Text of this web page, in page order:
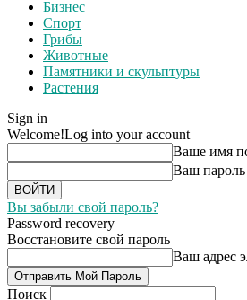
Бизнес
Спорт
Грибы
Животные
Памятники и скульптуры
Растения
Sign in
Welcome!Log into your account
Ваше имя
Ваш пароль
Вы забыли свой пароль?
Password recovery
Восстановите свой пароль
Ваш адрес
Поиск